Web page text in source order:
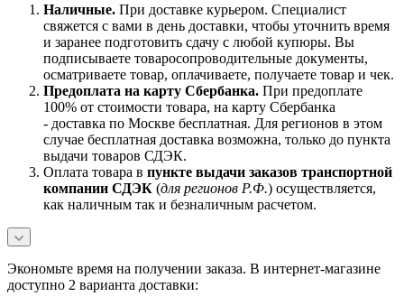
Наличные. При доставке курьером. Специалист
свяжется с вами в день доставки, чтобы уточнить время
и заранее подготовить сдачу с любой купюры. Вы
подписываете товаросопроводительные документы,
осматриваете товар, оплачиваете, получаете товар и чек.
Предоплата на карту Сбербанка. При предоплате
100% от стоимости товара, на карту Сбербанка
- доставка по Москве бесплатная. Для регионов в этом
случае бесплатная доставка возможна, только до пункта
выдачи товаров СДЭК.
Оплата товара в пункте выдачи заказов транспортной
компании СДЭК (для регионов Р.Ф.) осуществляется,
как наличным так и безналичным расчетом.
Экономьте время на получении заказа. В интернет-магазине
доступно 2 варианта доставки: